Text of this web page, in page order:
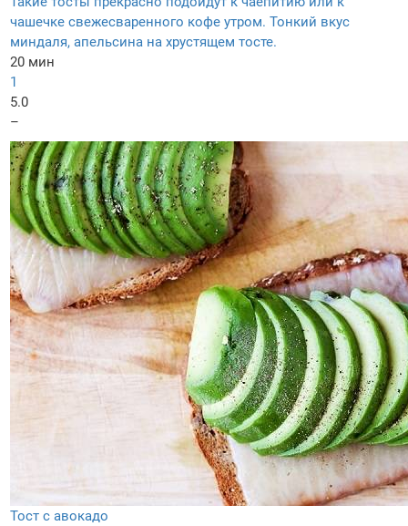
чашечке свежесваренного кофе утром. Тонкий вкус
миндаля, апельсина на хрустящем тосте.
20 мин
1
5.0
–
Тост с авокадо